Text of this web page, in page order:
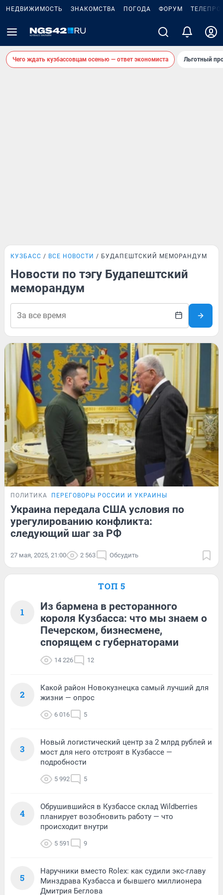
НЕДВИЖИМОСТЬ ЗНАКОМСТВА ПОГОДА ФОРУМ
Чего ждать кузбассовцам осенью — ответ экономиста Льготный
КУЗБАСС ВСЕ НОВОСТИ БУДАПЕШТСКИЙ МЕМОРАНДУМ
Новости по тэгу Будапештский
меморандум
ПОЛИТИКА ПЕРЕГОВОРЫ РОССИИ И УКРАИНЫ
Украина передала США условия по
урегулированию конфликта:
следующий шаг за РФ
27 мая, 2025, 21:00 2 563 Обсудить
ТОП 5
1
Из бармена в ресторанного
короля Кузбасса: что мы знаем о
Печерском, бизнесмене,
спорящем с губернаторами
14 226 12
2
Какой район Новокузнецка самый лучший для
жизни — опрос
6 016 5
3
Новый логистический центр за 2 млрд рублей и
мост для него отстроят в Кузбассе —
подробности
5 992 5
4
Обрушившийся в Кузбассе склад Wildberries
планирует возобновить работу — что
происходит внутри
5 591 9
5
Наручники вместо Rolex: как судили экс-главу
Минздрава Кузбасса и бывшего миллионера
Дмитрия Беглова